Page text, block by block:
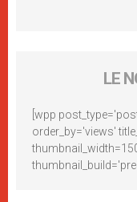
LE
[wpp
order_by='views'